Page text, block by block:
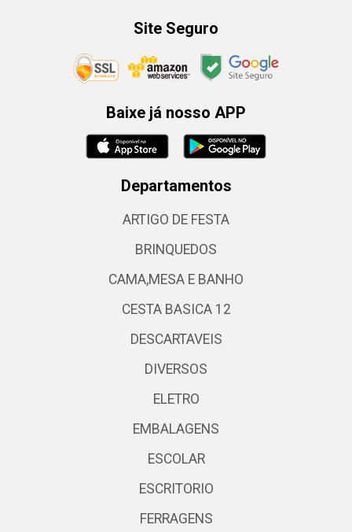
Site Seguro
Baixe já nosso APP
Departamentos
ARTIGO DE FESTA
BRINQUEDOS
CAMA,MESA E BANHO
CESTA BASICA 12
DESCARTAVEIS
DIVERSOS
ELETRO
EMBALAGENS
ESCOLAR
ESCRITORIO
FERRAGENS